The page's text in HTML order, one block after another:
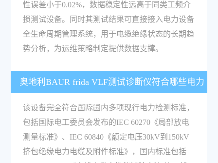
性误差小于0.02%，数据稳定性远高于同类工频介
损测试设备。同时其测试结果可直接接入电力设备
全生命周期管理系统，用于电缆绝缘状态的长期趋
势分析，为运维策略制定提供数据支撑。
奥地利BAUR frida VLF测试诊断仪符合哪些电力
检测行业的现行标准？
该设备完全符合国际国内多项现行电力检测标准，
包括国际电工委员会发布的IEC 60270《局部放电
测量标准》、IEC 60840《额定电压30kV到150kV
挤包绝缘电力电缆及附件标准》，国内标准包括